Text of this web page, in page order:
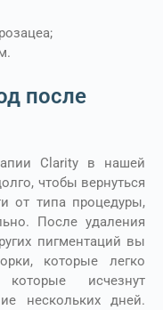
после
Clarity в нашей
чтобы вернуться
от типа процедуры,
После удаления
пигментаций вы
которые легко
исчезнут
нескольких дней.